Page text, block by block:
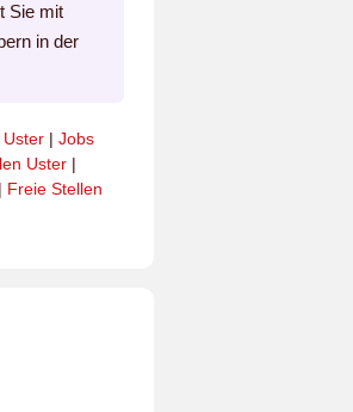
Sie mit
in der
Uster | Jobs
Uster |
| Freie Stellen